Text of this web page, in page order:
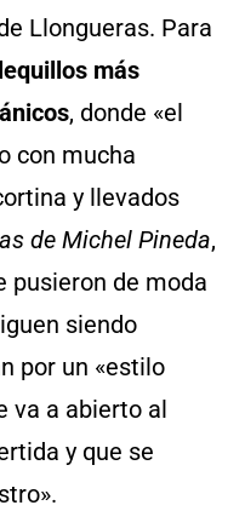
Llongueras. Para
más
, donde «el
con mucha
y llevados
de Michel Pineda,
pusieron de moda
siendo
por un «estilo
va a abierto al
y que se